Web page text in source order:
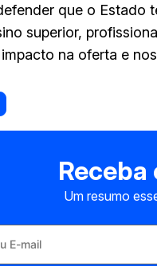
que o Estado
superior,
na oferta e
Receba
Um resumo